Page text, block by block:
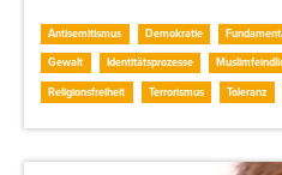
Antisemitismus Demokratie
Gewalt
Identitätsprozesse
Religionsfreiheit
Terrorismus Toleranz